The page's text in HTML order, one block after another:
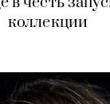
коллекции